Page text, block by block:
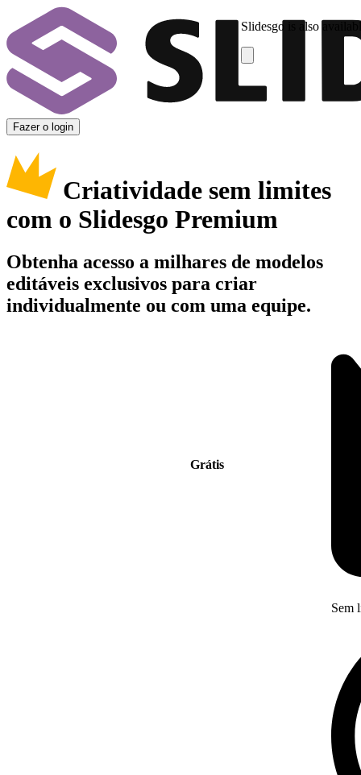
Slidesgo is also
Fazer o login
Criatividade sem limites
com o Slidesgo Premium
Obtenha acesso a milhares de modelos
editáveis exclusivos para criar
individualmente ou com uma equipe.
Grátis
Sem